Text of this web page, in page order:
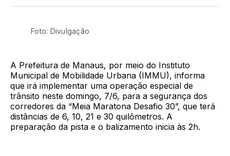
BlueSkyTwitterFacebook
LinkedInWhatsApp
Email
Foto: Divulgação
A Prefeitura de Manaus, por meio do Instituto
Municipal de Mobilidade Urbana (IMMU), informa
que irá implementar uma operação especial de
trânsito neste domingo, 7/6, para a segurança dos
corredores da “Meia Maratona Desafio 30”, que terá
distâncias de 6, 10, 21 e 30 quilômetros. A
preparação da pista e o balizamento inicia às 2h.